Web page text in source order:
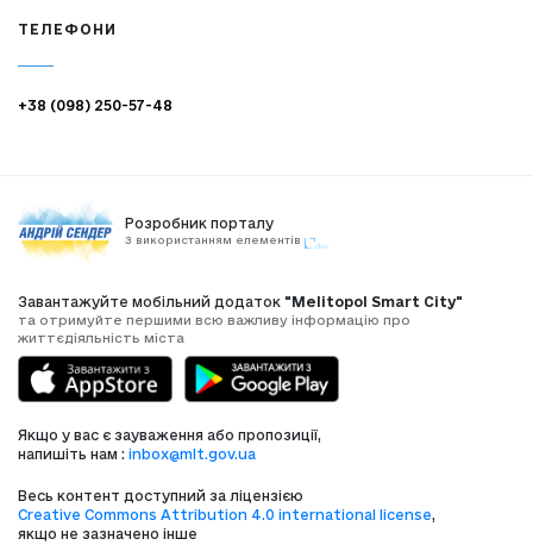
ТЕЛЕФОНИ
+38 (098) 250-57-48
Розробник порталу
З використанням елементів
Завантажуйте мобільний додаток "Melitopol Smart City"
та отримуйте першими всю важливу інформацію про
життєдіяльність міста
Якщо у вас є зауваження або пропозиції,
напишіть нам : inbox@mlt.gov.ua
Весь контент доступний за ліцензією
Creative Commons Attribution 4.0 international license,
якщо не зазначено інше